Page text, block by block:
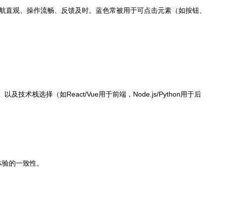
观、操作流畅、反馈及时。蓝色常被用于可点击元素（如按钮、
及技术栈选择（如React/Vue用于前端，Node.js/Python用于后
的一致性。